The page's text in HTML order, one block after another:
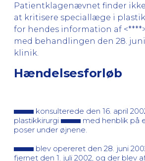
Patientklagenævnet finder
at kritisere speciallæge i
for hendes information af
med behandlingen den 28.
klinik.
Hændelsesforløb
konsulterede den 16. april
plastikkirurgi
med henblik på
poser under øjnene.
blev opereret den 28. juni
fjernet den 1. juli 2002, og der blev